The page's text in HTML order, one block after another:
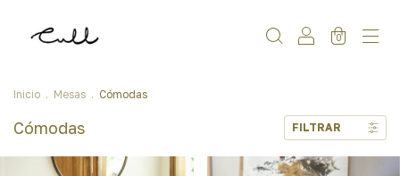
0
Inicio . Mesas . Cómodas
Cómodas FILTRAR